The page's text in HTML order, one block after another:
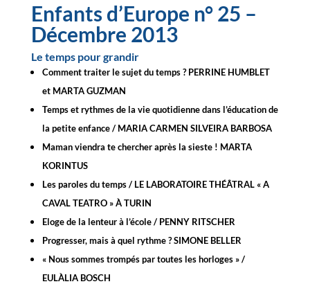
Enfants d’Europe n° 25 –
Décembre 2013
Le temps pour grandir
Comment traiter le sujet du temps ? PERRINE HUMBLET
et MARTA GUZMAN
Temps et rythmes de la vie quotidienne dans l’éducation de
la petite enfance / MARIA CARMEN SILVEIRA BARBOSA
Maman viendra te chercher après la sieste ! MARTA
KORINTUS
Les paroles du temps / LE LABORATOIRE THÉÂTRAL « A
CAVAL TEATRO » À TURIN
Eloge de la lenteur à l’école / PENNY RITSCHER
Progresser, mais à quel rythme ? SIMONE BELLER
« Nous sommes trompés par toutes les horloges » /
EULÀLIA BOSCH